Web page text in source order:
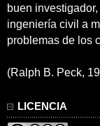
buen
ingeniería civil a
problemas de los
(Ralph B. Peck,
LICENCIA